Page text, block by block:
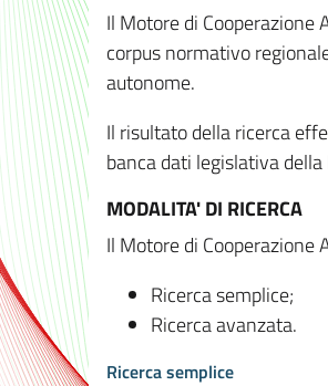
Il Motore di
corpus normativo
autonome.
Il risultato della ricerca
banca dati legislativa
MODALITA' DI RICERCA
Il Motore di
Ricerca semplice;
Ricerca avanzata.
Ricerca semplice